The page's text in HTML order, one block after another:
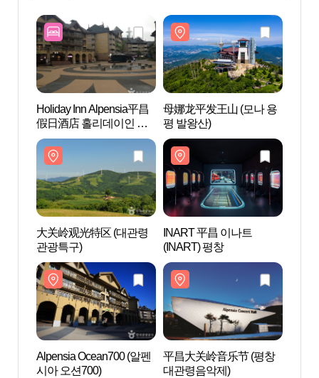
Holiday Inn Alpensia平昌
假日酒店 홀리데이인 알
펜시아 평창 스위트
母娜龙平发王山 (모나 용
평 발왕산)
大关岭观光特区 (대관령
관광특구)
INART 平昌 이나트
(INART) 평창
Alpensia Ocean700 (알펜
시아 오션700)
平昌大关岭音乐节 (평창
대관령음악제)